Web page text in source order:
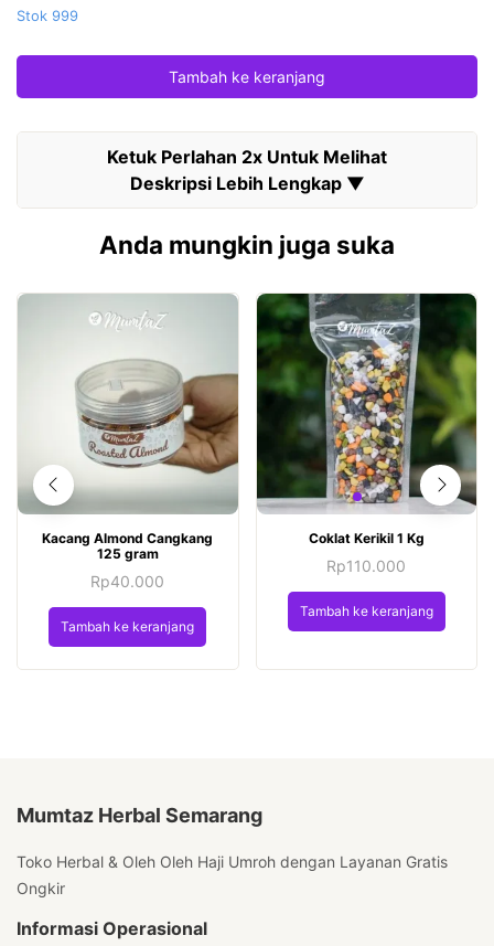
Stok 999
Tambah ke keranjang
Anda mungkin juga suka
Kacang Almond Cangkang
125 gram
Rp40.000
Tambah ke keranjang
Coklat Kerikil 1 Kg
Rp110.000
Tambah ke keranjang
Mumtaz Herbal Semarang
Toko Herbal & Oleh Oleh Haji Umroh dengan Layanan Gratis
Ongkir
Informasi Operasional